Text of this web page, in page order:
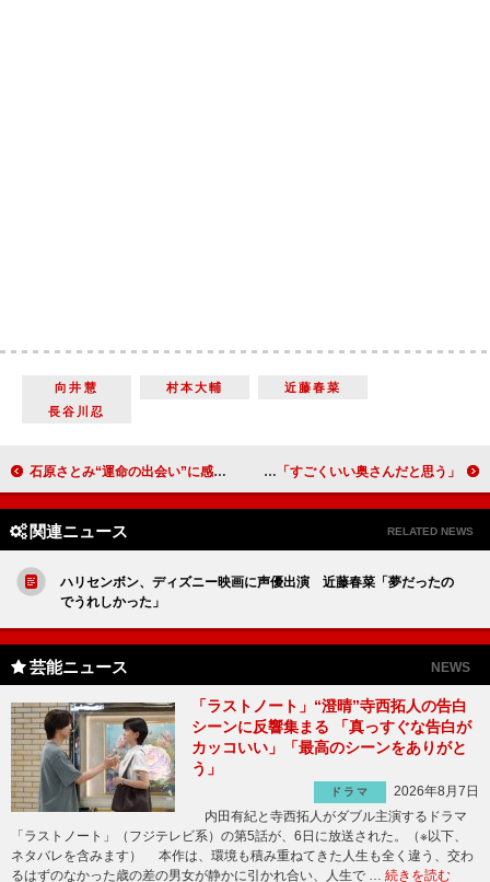
向井慧 村本大輔
近藤春菜
長谷川忍
石原さとみ“運命の出会い”に感激 「ダイニングテーブルを頂きました」 アジアン馬場園、元彼チャンカワイの結婚を祝福 「すごくいい奥さんだと思う」
関連ニュース RELATED NEWS
ハリセンボン、ディズニー映画に声優出演 近藤春菜「夢だったの
でうれしかった」
芸能ニュース NEWS
「ラストノート」“澄晴”寺西拓人の告白
シーンに反響集まる 「真っすぐな告白が
カッコいい」「最高のシーンをありがと
う」
ドラマ
2026年8月7日
内田有紀と寺西拓人がダブル主演するドラマ
「ラストノート」（フジテレビ系）の第5話が、6日に放送された。（※以下、
ネタバレを含みます） 本作は、環境も積み重ねてきた人生も全く違う、交わ
るはずのなかった歳の差の男女が静かに引かれ合い、人生で … 続きを読む